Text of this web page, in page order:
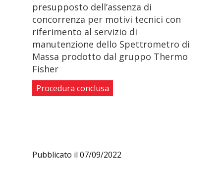
presupposto dell’assenza di
concorrenza per motivi tecnici con
riferimento al servizio di
manutenzione dello Spettrometro di
Massa prodotto dal gruppo Thermo
Fisher
Procedura conclusa
Pubblicato il 07/09/2022